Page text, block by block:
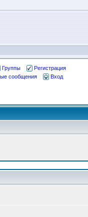
Группы
Регистрация
сообщения Вход